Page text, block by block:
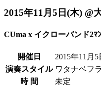
2015年11月5日(木) @
CUma x イクローバンド2ﾏ
開催日 2015年11月5
演奏スタイル ワタナベフ
時 間
未定